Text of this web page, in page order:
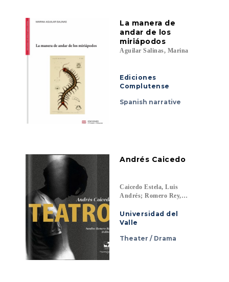
La manera de
andar de los
miriápodos
Aguilar Salinas, Marina
Ediciones
Complutense
Spanish narrative
Andrés Caicedo
Caicedo Estela, Luis
Andrés; Romero Rey,
Universidad del
Valle
Theater / Drama